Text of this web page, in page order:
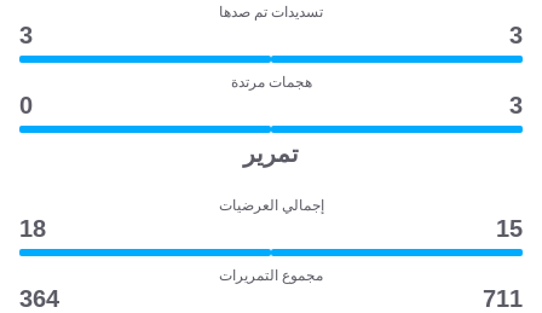
تسديدات تم صدها
3
3
هجمات مرتدة
3
0
تمرير
إجمالي العرضيات
15
18
مجموع التمريرات
711
364